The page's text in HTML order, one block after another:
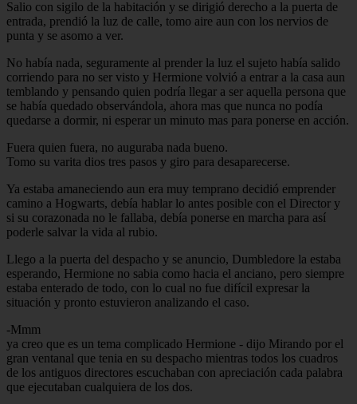
Salio con sigilo de la habitación y se dirigió derecho a la puerta de
entrada, prendió la luz de calle, tomo aire aun con los nervios de
punta y se asomo a ver.
No había nada, seguramente al prender la luz el sujeto había salido
corriendo para no ser visto y Hermione volvió a entrar a la casa aun
temblando y pensando quien podría llegar a ser aquella persona que
se había quedado observándola, ahora mas que nunca no podía
quedarse a dormir, ni esperar un minuto mas para ponerse en acción.
Fuera quien fuera, no auguraba nada bueno.
Tomo su varita dios tres pasos y giro para desaparecerse.
Ya estaba amaneciendo aun era muy temprano decidió emprender
camino a Hogwarts, debía hablar lo antes posible con el Director y
si su corazonada no le fallaba, debía ponerse en marcha para así
poderle salvar la vida al rubio.
Llego a la puerta del despacho y se anuncio, Dumbledore la estaba
esperando, Hermione no sabia como hacia el anciano, pero siempre
estaba enterado de todo, con lo cual no fue difícil expresar la
situación y pronto estuvieron analizando el caso.
-Mmm
ya creo que es un tema complicado Hermione - dijo Mirando por el
gran ventanal que tenia en su despacho mientras todos los cuadros
de los antiguos directores escuchaban con apreciación cada palabra
que ejecutaban cualquiera de los dos.